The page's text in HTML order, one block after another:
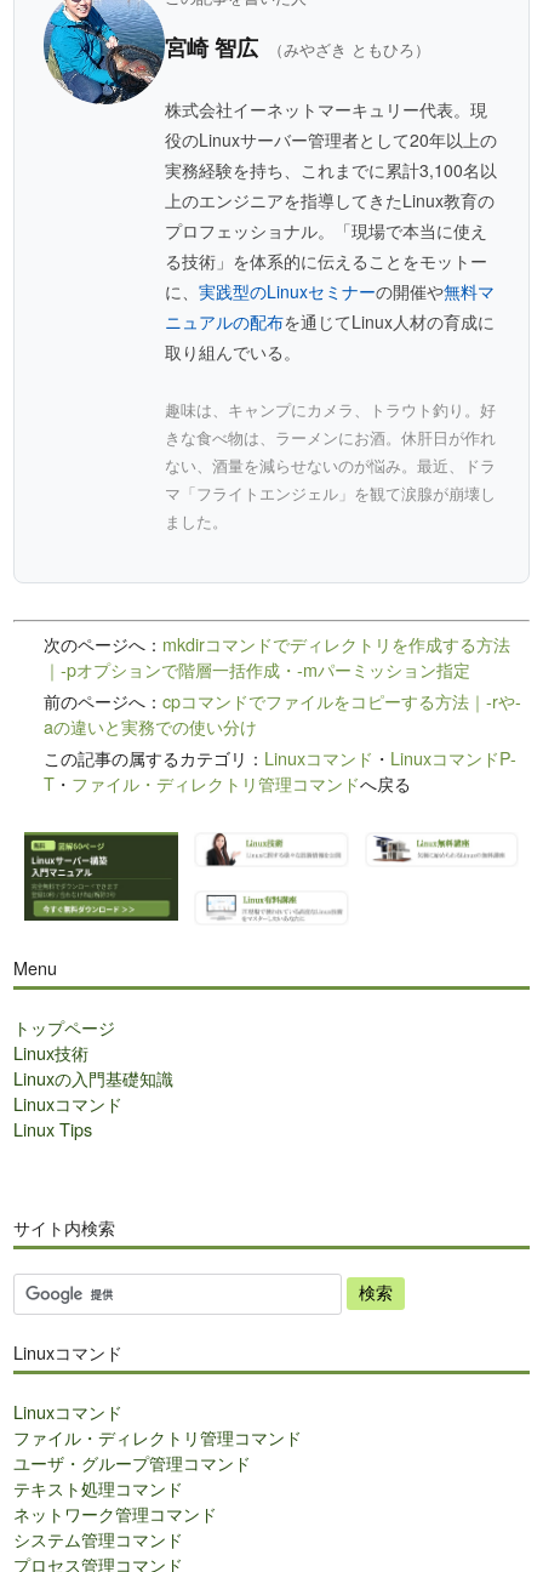
宮崎 智広 （みやざき ともひろ）
株式会社イーネットマーキュリー代表。現
役のLinuxサーバー管理者として20年以上の
実務経験を持ち、これまでに累計3,100名以
上のエンジニアを指導してきたLinux教育の
プロフェッショナル。「現場で本当に使え
る技術」を体系的に伝えることをモットー
に、実践型のLinuxセミナーの開催や無料マ
ニュアルの配布を通じてLinux人材の育成に
取り組んでいる。
趣味は、キャンプにカメラ、トラウト釣り。好
きな食べ物は、ラーメンにお酒。休肝日が作れ
ない、酒量を減らせないのが悩み。最近、ドラ
マ「フライトエンジェル」を観て涙腺が崩壊し
ました。
次のページへ： mkdirコマンドでディレクトリを作成する方法
｜-pオプションで階層一括作成・-mパーミッション指定
前のページへ：cpコマンドでファイルをコピーする方法｜-rや-
aの違いと実務での使い分け
この記事の属するカテゴリ： Linuxコマンド ・ LinuxコマンドP-
T ・ ファイル・ディレクトリ管理コマンドへ戻る
Menu
トップページ
Linux技術
Linuxの入門基礎知識
Linuxコマンド
Linux Tips
サイト内検索
サ
イ
内
索
Linuxコマンド
Linuxコマンド
ファイル・ディレクトリ管理コマンド
ユーザ・グループ管理コマンド
テキスト処理コマンド
ネットワーク管理コマンド
システム管理コマンド
プロセス管理コマンド